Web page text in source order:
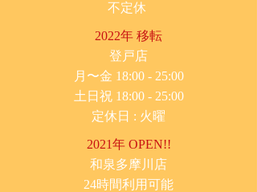
不定休
2022年 移転
​登戸店
月〜金 18:00 - 25:00
土日祝 18:00 - 25:00
​定休日 : 火曜
2021年 OPEN!!
​和泉多摩川店
24時間利用可能